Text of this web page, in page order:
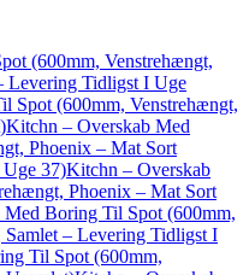
(600mm, Venstrehængt,
Levering Tidligst I Uge
Spot (600mm, Venstrehængt,
Kitchn – Overskab Med
Phoenix – Mat Sort
37)Kitchn – Overskab
Phoenix – Mat Sort
Boring Til Spot (600mm,
– Levering Tidligst I
Til Spot (600mm,